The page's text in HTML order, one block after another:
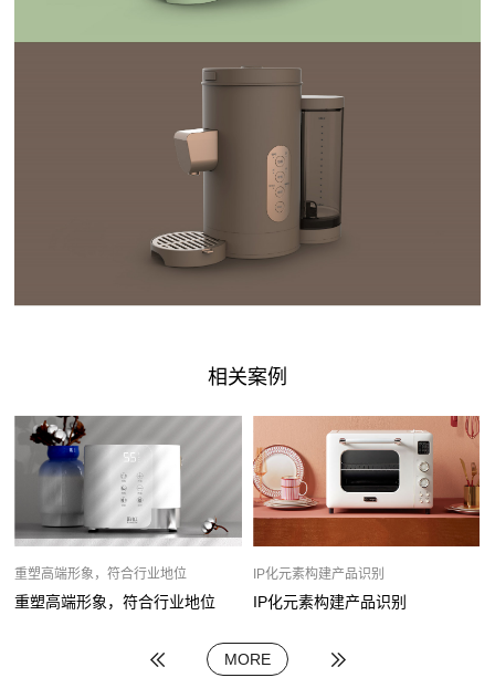
相关案例
重塑高端形象，符合行业地位
重塑高端形象，符合行业地位
IP化元素构建产品识别
IP化元素构建产品识别
MORE